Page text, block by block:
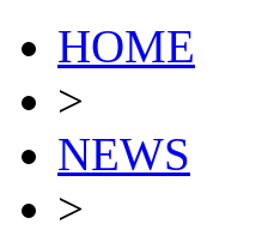
HOME
>
NEWS
>